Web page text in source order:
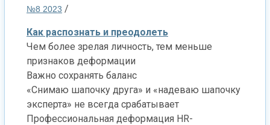
№8 2023 /
Как распознать и преодолеть
Чем более зрелая личность, тем меньше
признаков деформации
Важно сохранять баланс
«Снимаю шапочку друга» и «надеваю шапочку
эксперта» не всегда срабатывает
Профессиональная деформация HR-